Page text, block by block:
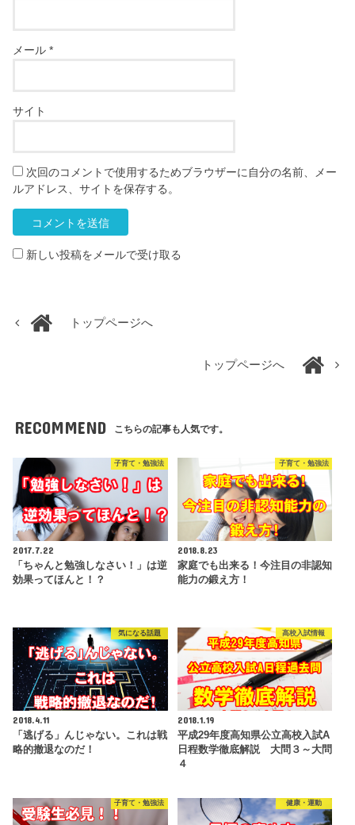
メール*
サイト
次回のコメントで使用するためブラウザーに自分の名前、メー
ルアドレス、サイトを保存する。
新しい投稿をメールで受け取る
トップページへ
トップページへ
RECOMMEND こちらの記事も人気です。
子育て・勉強法
2017.7.22
「ちゃんと勉強しなさい！」は逆
効果ってほんと！？
子育て・勉強法
2018.8.23
家庭でも出来る！今注目の非認知
能力の鍛え方！
気になる話題
2018.4.11
「逃げる」んじゃない。これは戦
略的撤退なのだ！
高校入試情報
2018.1.19
平成29年度高知県公立高校入試A
日程数学徹底解説 大問３～大問
４
子育て・勉強法 健康・運動